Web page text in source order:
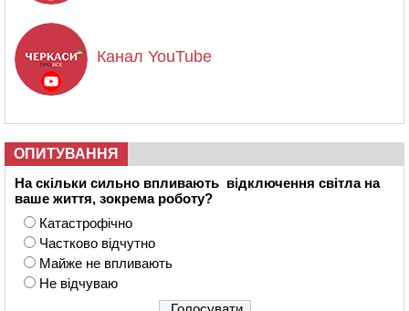
Канал YouTube
ОПИТУВАННЯ
На скільки сильно впливають відключення світла на
ваше життя, зокрема роботу?
Катастрофічно
Частково відчутно
Майже не впливають
Не відчуваю